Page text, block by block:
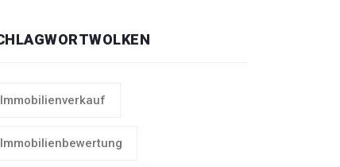
Immobilienverkauf
Immobilienbewertung